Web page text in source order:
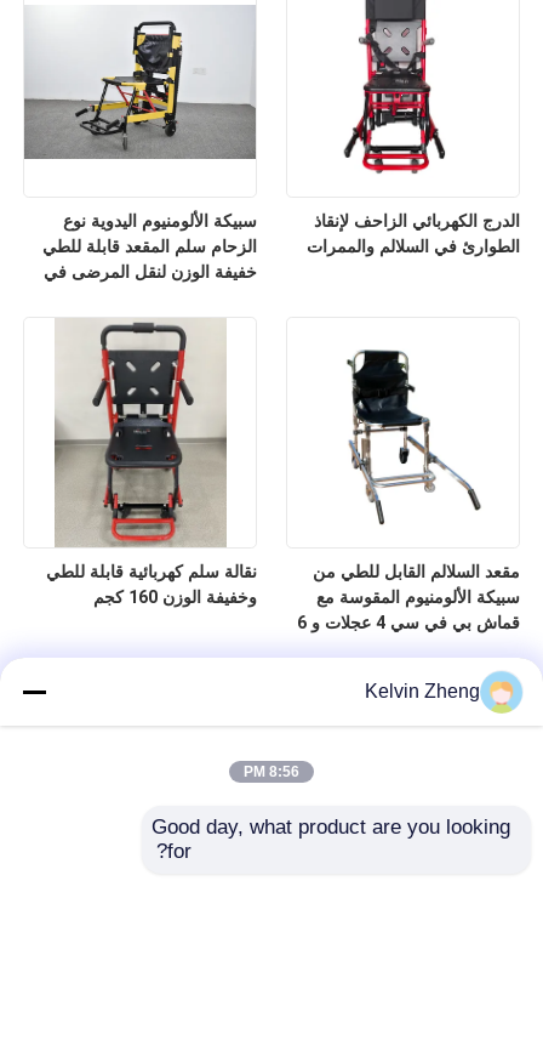
سبيكة الألومنيوم اليدوية نوع
الزحام سلم المقعد قابلة للطي
خفيفة الوزن لنقل المرضى في
الدرج الكهربائي الزاحف لإنقاذ
الطوارئ في السلالم والممرات
نقالة سلم كهربائية قابلة للطي
وخفيفة الوزن 160 كجم
مقعد السلالم القابل للطي من
سبيكة الألومنيوم المقوسة مع
قماش بي في سي 4 عجلات و 6
Kelvin Zheng
8:56 PM
Good day, what product are you looking
for?